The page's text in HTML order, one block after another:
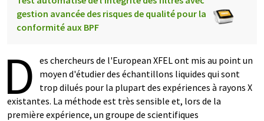
gestion avancée des risques de qualité pour la
conformité aux BPF
D es chercheurs de l'European XFEL ont mis au point un
moyen d'étudier des échantillons liquides qui sont
trop dilués pour la plupart des expériences à rayons X
existantes. La méthode est très sensible et, lors de la
première expérience, un groupe de scientifiques